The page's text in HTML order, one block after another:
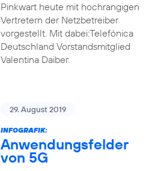
Pinkwart heute mit hochrangigen
Vertretern der Netzbetreiber
vorgestellt. Mit dabei:Telefónica
Deutschland Vorstandsmitglied
Valentina Daiber.
29. August 2019
INFOGRAFIK:
Anwendungsfelder
von 5G